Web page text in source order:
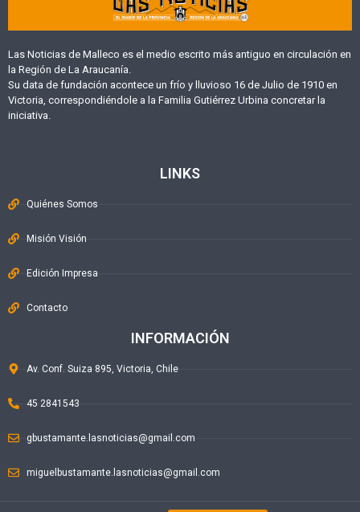
Las Noticias de Malleco es el medio escrito más antiguo en circulación en
la Región de La Araucanía.
Su data de fundación acontece un frío y lluvioso 16 de Julio de 1910 en
Victoria, correspondiéndole a la Familia Gutiérrez Urbina concretar la
iniciativa.
LINKS
Quiénes Somos
Misión Visión
Edición Impresa
Contacto
INFORMACIÓN
Av. Conf. Suiza 895, Victoria, Chile
45 2841543
gbustamante.lasnoticias@gmail.com
miguelbustamante.lasnoticias@gmail.com